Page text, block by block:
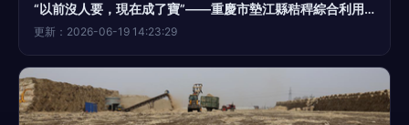
“以前沒人要，現在成了寶”——重慶市墊江縣秸稈綜合利用見聞
更新：2026-06-19 14:23:29